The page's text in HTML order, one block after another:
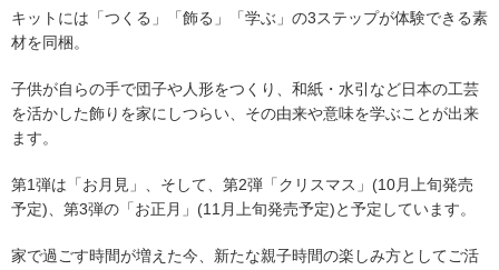
キットには「つくる」「飾る」「学ぶ」の3ステップが体験できる素
材を同梱。
子供が自らの手で団子や人形をつくり、和紙・水引など日本の工芸
を活かした飾りを家にしつらい、その由来や意味を学ぶことが出来
ます。
第1弾は「お月見」、そして、第2弾「クリスマス」(10月上旬発売
予定)、第3弾の「お正月」(11月上旬発売予定)と予定しています。
家で過ごす時間が増えた今、新たな親子時間の楽しみ方としてご活